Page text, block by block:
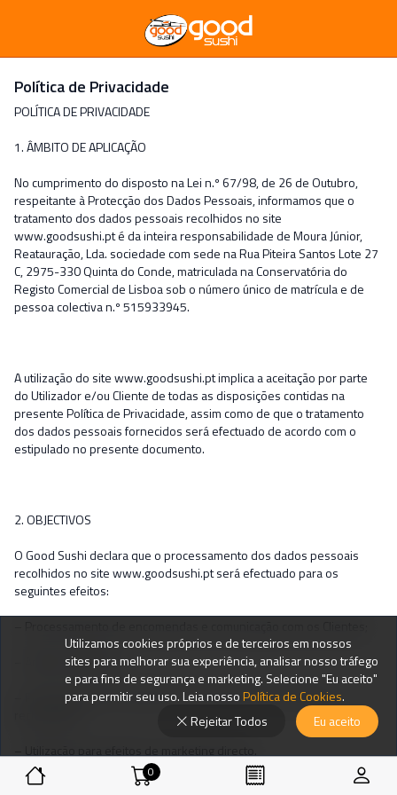
Política de Privacidade
POLÍTICA DE PRIVACIDADE
1. ÂMBITO DE APLICAÇÃO
No cumprimento do disposto na Lei n.º 67/98, de 26 de Outubro,
respeitante à Protecção dos Dados Pessoais, informamos que o
tratamento dos dados pessoais recolhidos no site
www.goodsushi.pt é da inteira responsabilidade de Moura Júnior,
Reatauração, Lda. sociedade com sede na Rua Piteira Santos Lote 27
C, 2975-330 Quinta do Conde, matriculada na Conservatória do
Registo Comercial de Lisboa sob o número único de matrícula e de
pessoa colectiva n.º 515933945.
A utilização do site www.goodsushi.pt implica a aceitação por parte
do Utilizador e/ou Cliente de todas as disposições contidas na
presente Política de Privacidade, assim como de que o tratamento
dos dados pessoais fornecidos será efectuado de acordo com o
estipulado no presente documento.
2. OBJECTIVOS
O Good Sushi declara que o processamento dos dados pessoais
recolhidos no site www.goodsushi.pt será efectuado para os
seguintes efeitos:
– Análise estatística;
– Processamento de pedidos de informação e de eventuais
0
Utilizamos cookies próprios e de terceiros em nossos
sites para melhorar sua experiência, analisar nosso tráfego
e para fins de segurança e marketing. Selecione "Eu aceito"
para permitir seu uso. Leia nossoPolítica de Cookies.
Rejeitar Todos
Eu aceito